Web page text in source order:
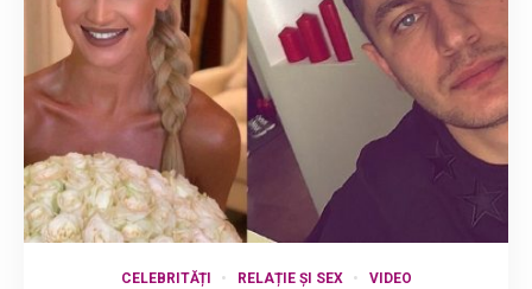
CELEBRITĂȚI RELAȚIE ȘI SEX VIDEO